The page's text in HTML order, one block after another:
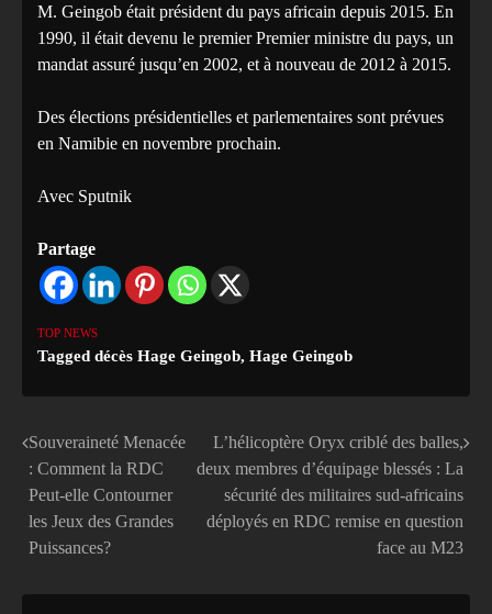
M. Geingob était président du pays africain depuis 2015. En
1990, il était devenu le premier Premier ministre du pays, un
mandat assuré jusqu’en 2002, et à nouveau de 2012 à 2015.
Des élections présidentielles et parlementaires sont prévues
en Namibie en novembre prochain.
Avec Sputnik
Partage
TOP NEWS
Tagged décès Hage Geingob, Hage Geingob
Navigation
de
l’article
Souveraineté Menacée
: Comment la RDC
Peut-elle Contourner
les Jeux des Grandes
Puissances?
L’hélicoptère Oryx criblé des balles,
deux membres d’équipage blessés : La
sécurité des militaires sud-africains
déployés en RDC remise en question
face au M23